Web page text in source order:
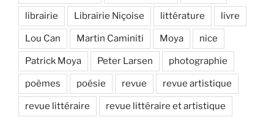
librairie Librairie Niçoise littérature livre
Lou Can Martin Caminiti Moya nice
Patrick Moya Peter Larsen photographie
poèmes poésie revue revue artistique
revue littéraire revue littéraire et artistique